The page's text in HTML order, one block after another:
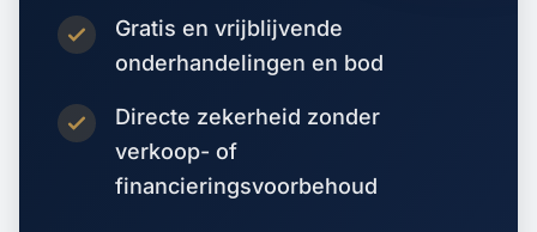
Gratis en vrijblijvende
onderhandelingen en bod
Directe zekerheid zonder
verkoop- of
financieringsvoorbehoud